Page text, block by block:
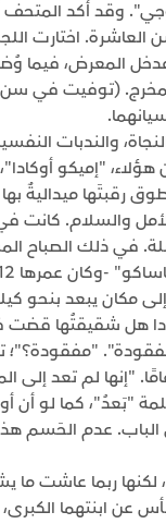
وقد أكد المتحف
اختارت
المعرض، فيما
والندبات
رقبتَها ميداليةٌ
والسلام. كانت
في ذلك الصباح
مكان يبعد بنحو
هل شقيقتُها قضت
"مفقودة؟"؛
ذلك بعد 75 عامًا. "إنها لم
"بَعدُ"، كما لو أن
الباب. عدم الحَسم
لكنها ربما عاشت ما
عن ابنتهما الكبرى،